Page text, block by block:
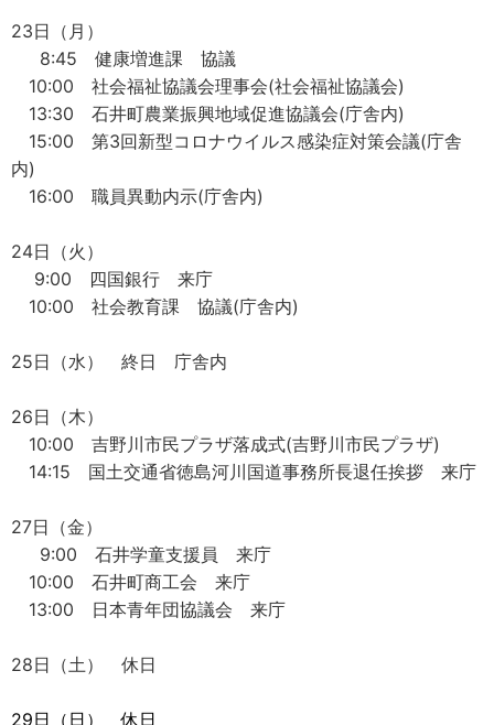
23日（月）
8:45 健康増進課 協議
10:00 社会福祉協議会理事会(社会福祉協議会)
13:30 石井町農業振興地域促進協議会(庁舎内)
15:00 第3回新型コロナウイルス感染症対策会議(庁舎
内)
16:00 職員異動内示(庁舎内)
24日（火）
9:00 四国銀行 来庁
10:00 社会教育課 協議(庁舎内)
25日（水） 終日 庁舎内
26日（木）
10:00 吉野川市民プラザ落成式(吉野川市民プラザ)
14:15 国土交通省徳島河川国道事務所長退任挨拶 来庁
27日（金）
9:00 石井学童支援員 来庁
10:00 石井町商工会 来庁
13:00 日本青年団協議会 来庁
28日（土） 休日
29日（日） 休日